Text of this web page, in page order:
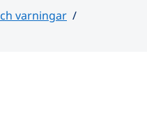
varningar